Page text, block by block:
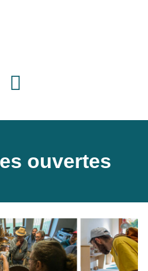
ouvertes